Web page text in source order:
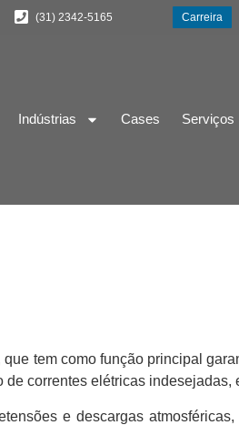
(31) 2342-5165 Carreira
Indústrias Cases Serviços
tem como função principal
correntes elétricas
e descargas